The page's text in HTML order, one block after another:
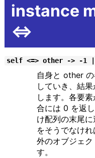
instance
<=>
self <=> other -> -
自身と other の
していき、結
します。各要
合には 0 を返
け配列の末尾
をそうでなけ
外のオブジェ
す。